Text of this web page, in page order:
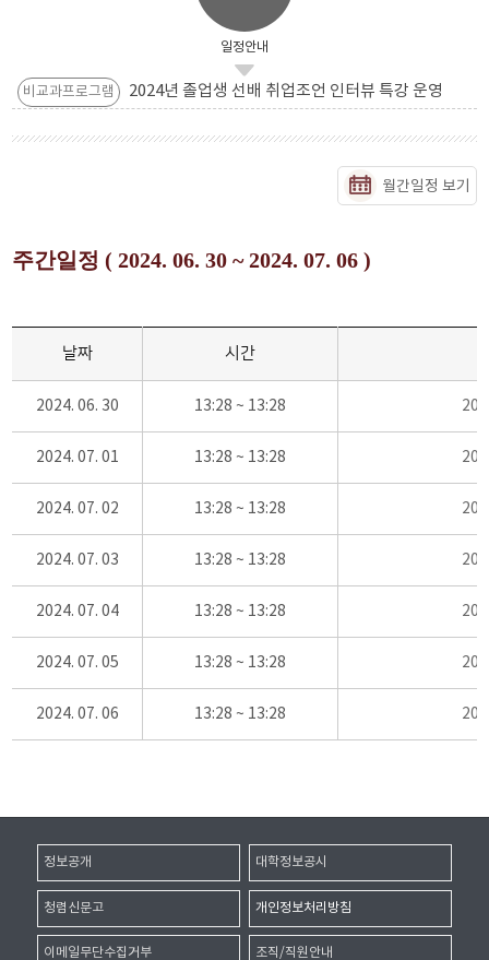
일정안내
비교과프로그램 2024년 졸업생 선배 취업조언 인터뷰 특강 운영
월간일정 보기
주간일정 ( 2024. 06. 30 ~ 2024. 07. 06 )
날짜 시간
2024. 06. 30 13:28 ~ 13:28
2024. 07. 01 13:28 ~ 13:28
2024. 07. 02 13:28 ~ 13:28
2024. 07. 03 13:28 ~ 13:28
2024. 07. 04 13:28 ~ 13:28
2024. 07. 05 13:28 ~ 13:28
2024. 07. 06 13:28 ~ 13:28
정보공개 대학정보공시
청렴신문고 개인정보처리방침
이메일무단수집거부 조직/직원안내